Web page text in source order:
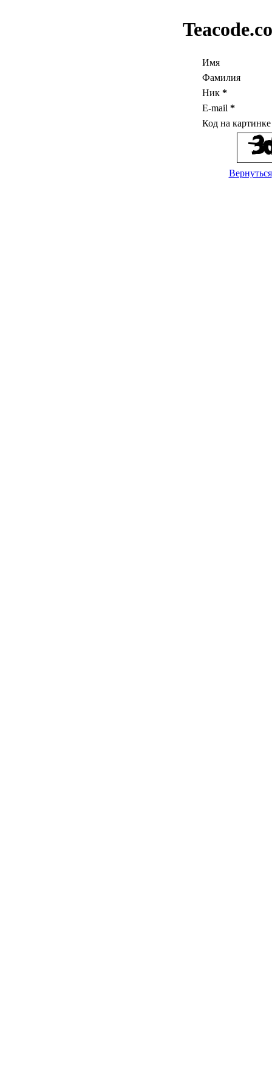
Имя
Фамилия
Ник *
E-mail *
Код на
Вернуться